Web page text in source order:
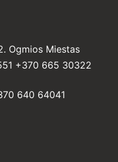
Ogmios Miestas
+370 665 30322
640 64041